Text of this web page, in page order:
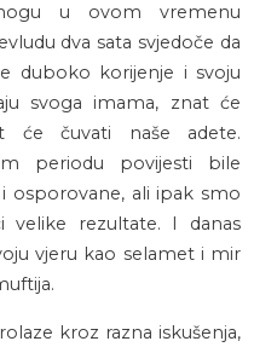
u ovom vremenu
dva sata svjedoče da
duboko korijenje i svoju
svoga imama, znat će
će čuvati naše adete.
periodu povijesti bile
osporovane, ali ipak smo
velike rezultate. I danas
vjeru kao selamet i mir
kroz razna iskušenja,